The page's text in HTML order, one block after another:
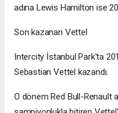
adına Lewis Hamilton ise
Son kazanan Vettel
Intercity İstanbul Park'ta
Sebastian Vettel kazandı.
O dönem Red Bull-Renault